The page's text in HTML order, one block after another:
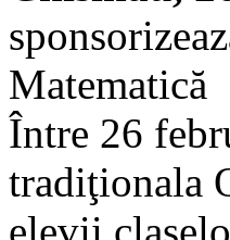
Matematică
Între 26
tradiţionala
elevii